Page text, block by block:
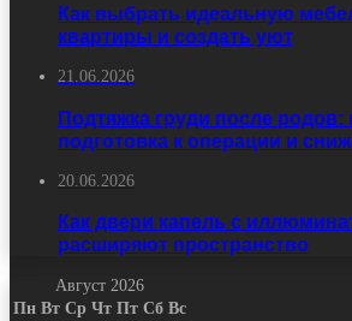
Как выбрать идеальную
квартиры и создать уют
21.06.2026
Подтяжка груди после родов:
подготовка к операции и
20.06.2026
Как двери капель с
расширяют пространство
Август 2026
Пн Вт Ср Чт Пт Сб Вс